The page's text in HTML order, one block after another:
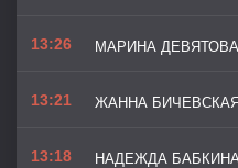
13:26
13:21
13:18